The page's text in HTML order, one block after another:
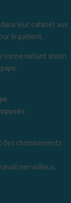
leur cabinet aux
le patient.
mêlant vision
cheminements
merveilleux.